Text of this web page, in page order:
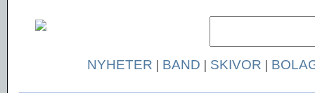
NYHETER | BAND | SKIVOR |